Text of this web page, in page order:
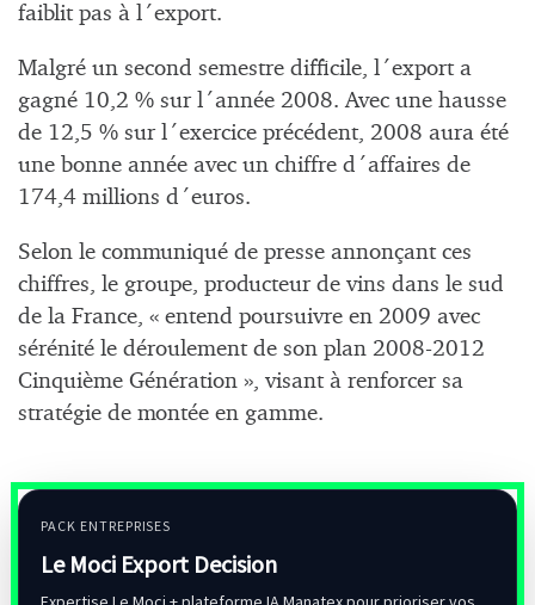
faiblit pas à l´export.
Malgré un second semestre difficile, l´export a
gagné 10,2 % sur l´année 2008. Avec une hausse
de 12,5 % sur l´exercice précédent, 2008 aura été
une bonne année avec un chiffre d´affaires de
174,4 millions d´euros.
Selon le communiqué de presse annonçant ces
chiffres, le groupe, producteur de vins dans le sud
de la France, « entend poursuivre en 2009 avec
sérénité le déroulement de son plan 2008-2012
Cinquième Génération », visant à renforcer sa
stratégie de montée en gamme.
PACK ENTREPRISES
Le Moci Export Decision